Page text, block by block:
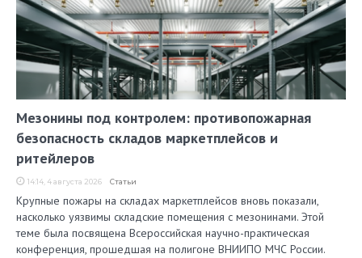
Мезонины под контролем: противопожарная
безопасность складов маркетплейсов и
ритейлеров
14:14, 4 августа 2026 Статьи
Крупные пожары на складах маркетплейсов вновь показали,
насколько уязвимы складские помещения с мезонинами. Этой
теме была посвящена Всероссийская научно-практическая
конференция, прошедшая на полигоне ВНИИПО МЧС России.